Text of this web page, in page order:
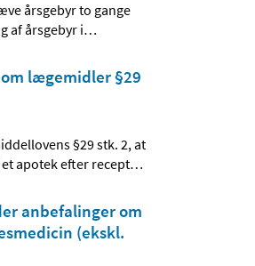
årsgebyr to gange
af årsgebyr i…
lægemidler §29
§29 stk. 2, at
apotek efter recept…
anbefalinger om
(ekskl.